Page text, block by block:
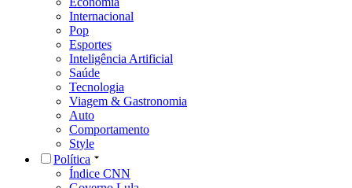
Internacional
Pop
Esportes
Inteligência Artificial
Saúde
Tecnologia
Viagem & Gastronomia
Auto
Comportamento
Style
Política
Índice CNN